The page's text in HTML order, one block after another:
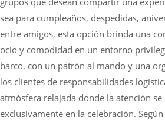
sea para cumpleaños, despedidas,
entre amigos, esta opción brinda una
ocio y comodidad en un entorno
barco, con un patrón al mando y una
los clientes de responsabilidades
atmósfera relajada donde la atención
exclusivamente en la celebración.